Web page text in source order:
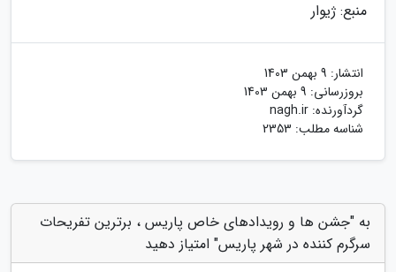
منبع: ژیوار
انتشار: 9 بهمن 1403
بروزرسانی: 9 بهمن 1403
گردآورنده: nagh.ir
شناسه مطلب: 2353
به "جشن ها و رویدادهای خاص پاریس ، برترین تفریحات
سرگرم کننده در شهر پاریس" امتیاز دهید